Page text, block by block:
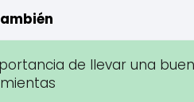
de llevar una